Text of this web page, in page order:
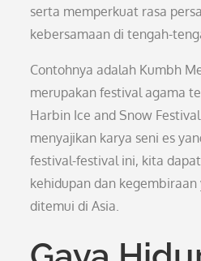
serta memperkuat rasa
kebersamaan di tengah-
Contohnya adalah Kumbh
merupakan festival agama
Harbin Ice and Snow
menyajikan karya seni es
festival-festival ini, kita
kehidupan dan
ditemui di Asia.